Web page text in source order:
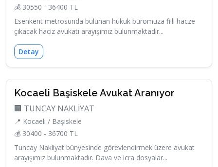
💰 30550 - 36400 TL
Esenkent metrosunda bulunan hukuk büromuza fiili hacze
çıkacak haciz avukatı arayışımız bulunmaktadır...
Detay
Kocaeli Başiskele Avukat Aranıyor
🏢 TUNCAY NAKLİYAT
📍 Kocaeli / Başiskele
💰 30400 - 36700 TL
Tuncay Nakliyat bünyesinde görevlendirmek üzere avukat
arayışımız bulunmaktadır. Dava ve icra dosyalar...